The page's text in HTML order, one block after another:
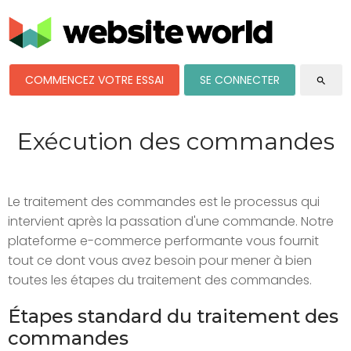
COMMENCEZ VOTRE ESSAI SE CONNECTER search
Exécution des commandes
Le traitement des commandes est le processus qui
intervient après la passation d'une commande. Notre
plateforme e-commerce performante vous fournit
tout ce dont vous avez besoin pour mener à bien
toutes les étapes du traitement des commandes.
Étapes standard du traitement des
commandes